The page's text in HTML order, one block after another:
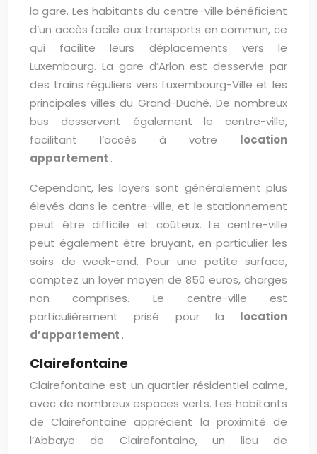
la gare. Les habitants du centre-ville bénéficient
d’un accès facile aux transports en commun, ce
qui facilite leurs déplacements vers le
Luxembourg. La gare d’Arlon est desservie par
des trains réguliers vers Luxembourg-Ville et les
principales villes du Grand-Duché. De nombreux
bus desservent également le centre-ville,
facilitant l’accès à votre location
appartement .
Cependant, les loyers sont généralement plus
élevés dans le centre-ville, et le stationnement
peut être difficile et coûteux. Le centre-ville
peut également être bruyant, en particulier les
soirs de week-end. Pour une petite surface,
comptez un loyer moyen de 850 euros, charges
non comprises. Le centre-ville est
particulièrement prisé pour la location
d’appartement .
Clairefontaine
Clairefontaine est un quartier résidentiel calme,
avec de nombreux espaces verts. Les habitants
de Clairefontaine apprécient la proximité de
l’Abbaye de Clairefontaine, un lieu de